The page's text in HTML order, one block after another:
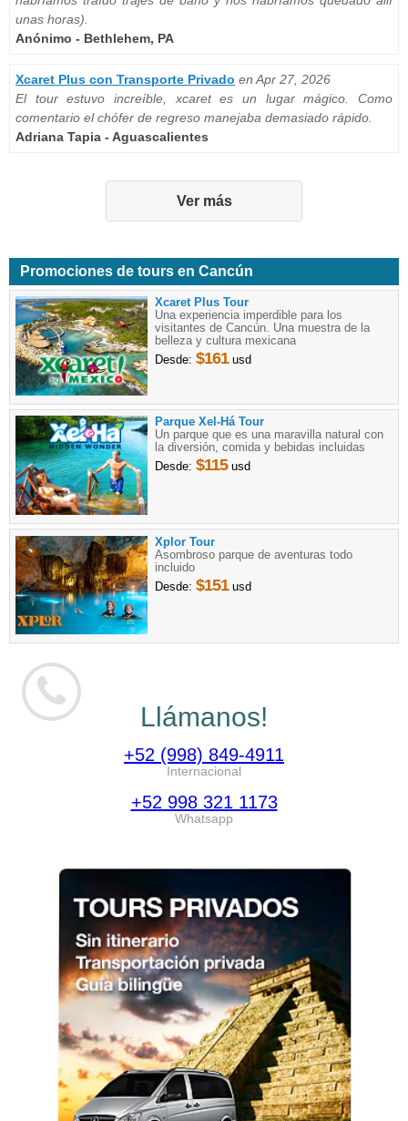
unas horas).
Anónimo - Bethlehem, PA
Xcaret Plus con Transporte Privado en Apr 27, 2026
El tour estuvo increíble, xcaret es un lugar mágico. Como
comentario el chófer de regreso manejaba demasiado rápido.
Adriana Tapia - Aguascalientes
Ver más
Promociones de tours en Cancún
Xcaret Plus Tour
Una experiencia imperdible para los
visitantes de Cancún. Una muestra de la
belleza y cultura mexicana
Desde:$161usd
Parque Xel-Há Tour
Un parque que es una maravilla natural con
la diversión, comida y bebidas incluidas
Desde:$115usd
Xplor Tour
Asombroso parque de aventuras todo
incluido
Desde:$151usd
Llámanos!
+52 (998) 849-4911
Internacional
+52 998 321 1173
Whatsapp